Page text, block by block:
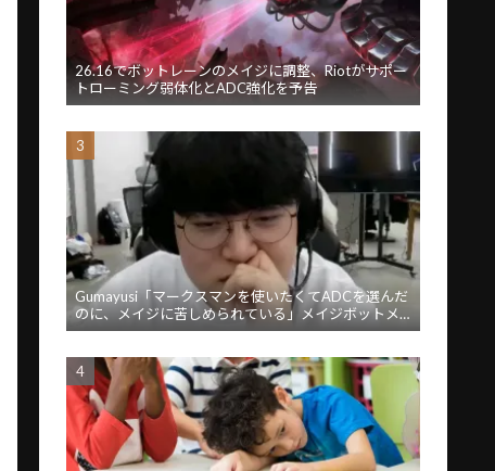
26.16でボットレーンのメイジに調整、Riotがサポー
トローミング弱体化とADC強化を予告
Gumayusi「マークスマンを使いたくてADCを選んだ
のに、メイジに苦しめられている」メイジボットメ
タに苦言